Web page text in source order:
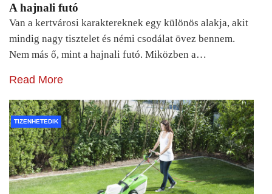
A hajnali futó
Van a kertvárosi karaktereknek egy különös alakja, akit
mindig nagy tisztelet és némi csodálat övez bennem.
Nem más ő, mint a hajnali futó. Miközben a…
Read More
TIZENHETEDIK